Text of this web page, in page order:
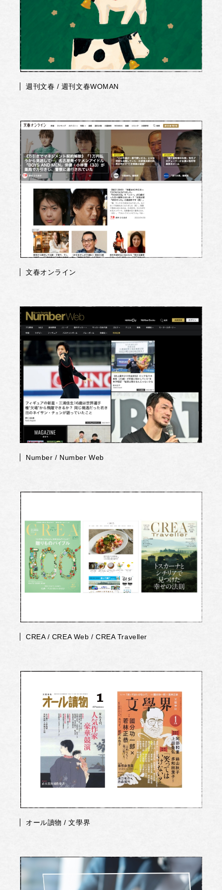
週刊文春 / 週刊文春WOMAN
文春オンライン
Number / Number Web
CREA / CREA Web / CREA Traveller
オール讀物 / 文學界